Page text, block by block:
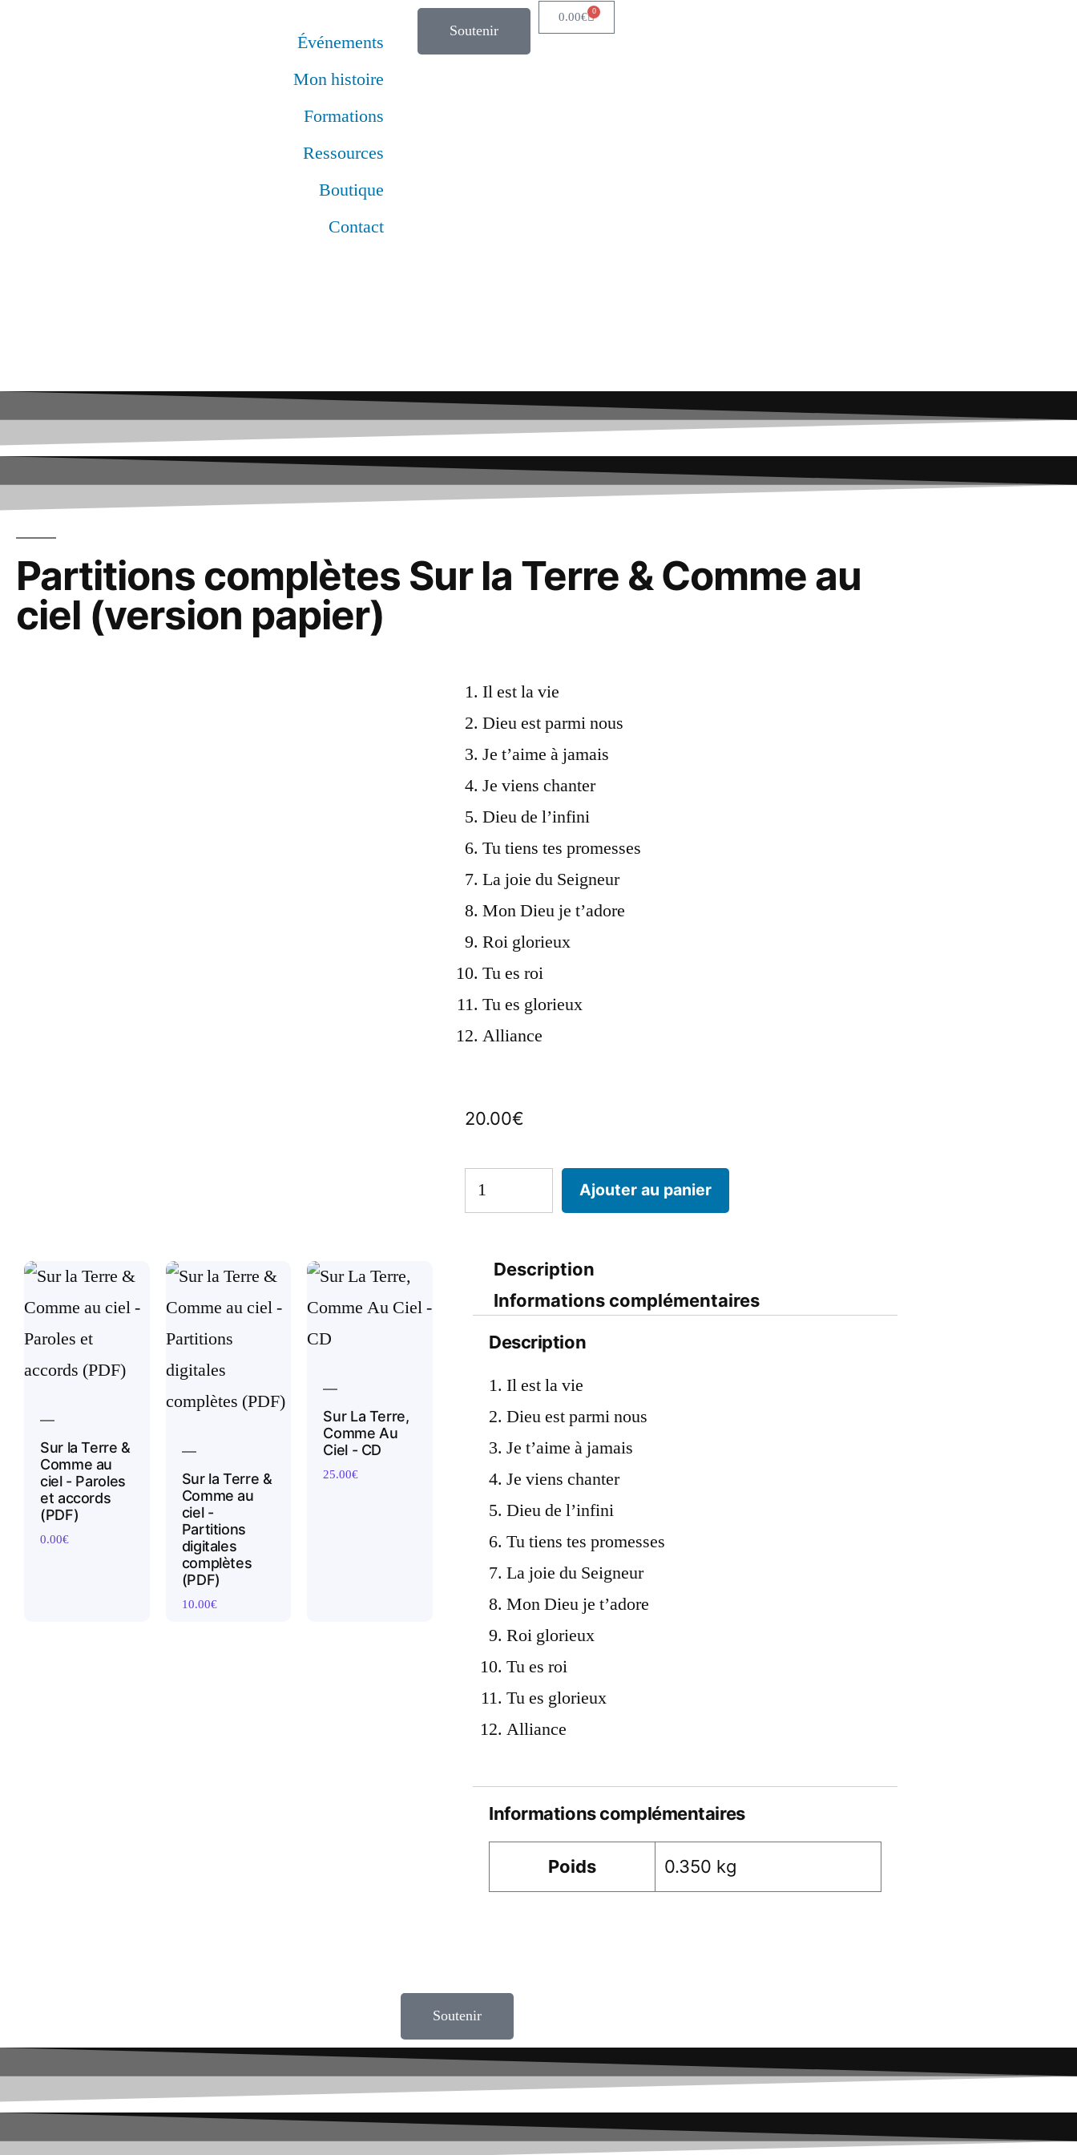
Événements
Mon histoire
Formations
Ressources
Boutique
Contact
Soutenir
0.00€ 0
Partitions complètes Sur la Terre & Comme au
ciel (version papier)
Il est la vie
Dieu est parmi nous
Je t’aime à jamais
Je viens chanter
Dieu de l’infini
Tu tiens tes promesses
La joie du Seigneur
Mon Dieu je t’adore
Roi glorieux
Tu es roi
Tu es glorieux
Alliance
20.00€
Ajouter au panier
Sur la Terre &
Comme au
ciel - Paroles
et accords
(PDF)
0.00€
Sur la Terre &
Comme au
ciel -
Partitions
digitales
complètes
(PDF)
10.00€
Sur La Terre,
Comme Au
Ciel - CD
25.00€
Description
Informations complémentaires
Description
Il est la vie
Dieu est parmi nous
Je t’aime à jamais
Je viens chanter
Dieu de l’infini
Tu tiens tes promesses
La joie du Seigneur
Mon Dieu je t’adore
Roi glorieux
Tu es roi
Tu es glorieux
Alliance
Informations complémentaires
Poids 0.350 kg
Soutenir